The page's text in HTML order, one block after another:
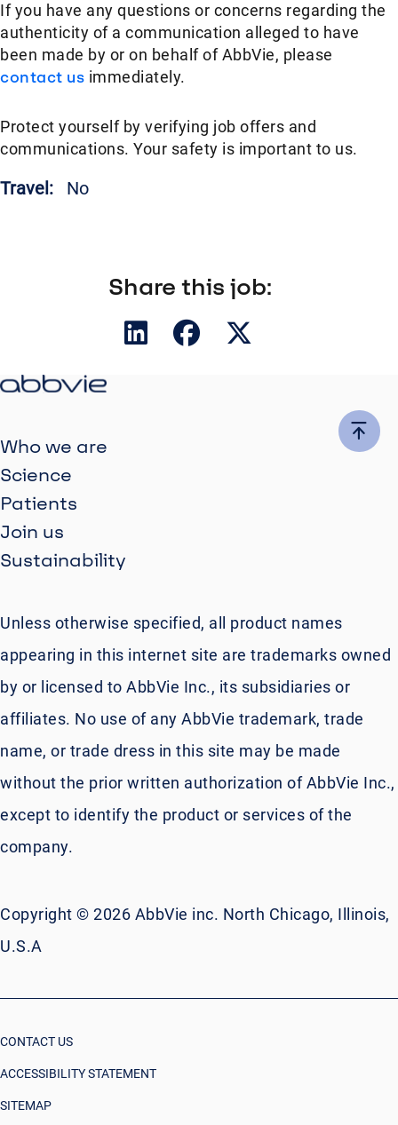
If you have any questions or concerns regarding the
authenticity of a communication alleged to have
been made by or on behalf of AbbVie, please
contact us immediately.
Protect yourself by verifying job offers and
communications. Your safety is important to us.
Travel: No
Share this job:
Who we are
Science
Patients
Join us
Sustainability
Unless otherwise specified, all product names
appearing in this internet site are trademarks owned
by or licensed to AbbVie Inc., its subsidiaries or
affiliates. No use of any AbbVie trademark, trade
name, or trade dress in this site may be made
without the prior written authorization of AbbVie Inc.,
except to identify the product or services of the
company.
Copyright © 2026 AbbVie inc. North Chicago, Illinois,
U.S.A
CONTACT US
ACCESSIBILITY STATEMENT
SITEMAP